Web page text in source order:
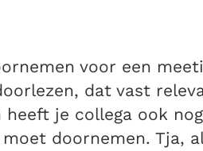
voor een
dat vast
je collega ook
doornemen. Tja,